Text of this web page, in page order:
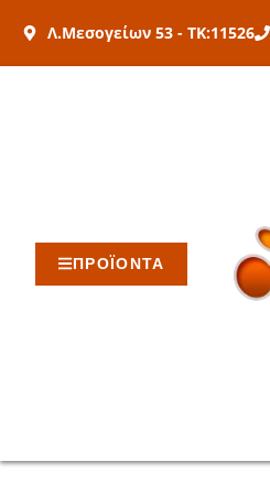
στο
Λ.Μεσογείων 53 - ΤΚ:11526
ΠΡΟΪΟΝΤΑ